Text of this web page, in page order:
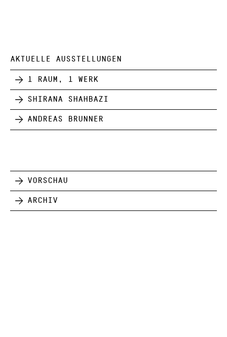
AKTUELLE AUSSTELLUNGEN
1 Raum, 1 Werk
Shirana Shahbazi
Andreas Brunner
Vorschau
Archiv